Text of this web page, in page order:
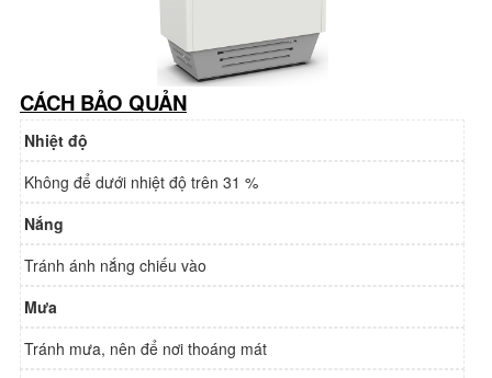
CÁCH BẢO QUẢN
Nhiệt độ
Không để dưới nhiệt độ trên 31 %
Nắng
Tránh ánh nắng chiếu vào
Mưa
Tránh mưa, nên để nơi thoáng mát